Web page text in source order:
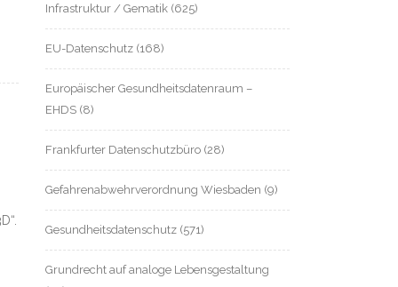
Infrastruktur / Gematik (625)
EU-Datenschutz (168)
Europäischer Gesundheitsdatenraum –
EHDS (8)
Frankfurter Datenschutzbüro (28)
Gefahrenabwehrverordnung Wiesbaden (9)
Gesundheitsdatenschutz (571)
Grundrecht auf analoge Lebensgestaltung